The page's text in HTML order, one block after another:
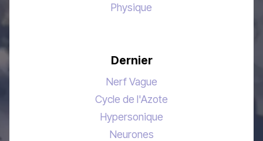
Physique
Dernier
Nerf Vague
Cycle de l'Azote
Hypersonique
Neurones